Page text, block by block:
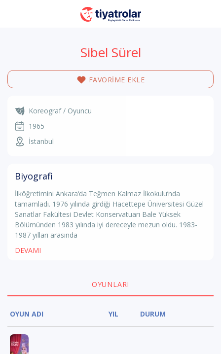
Sibel Sürel
FAVORİME EKLE
Koreograf / Oyuncu
1965
İstanbul
Biyografi
İlköğretimini Ankara‘da Teğmen Kalmaz İlkokulu’nda
tamamladı. 1976 yılında girdiği Hacettepe Üniversitesi Güzel
Sanatlar Fakültesi Devlet Konservatuarı Bale Yüksek
Bölümünden 1983 yılında iyi dereceyle mezun oldu. 1983-
1987 yılları arasında
DEVAMI
OYUNLARI
OYUN ADI YIL DURUM